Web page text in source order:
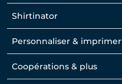
Shirtinator
Personnaliser & imprimer
Coopérations & plus